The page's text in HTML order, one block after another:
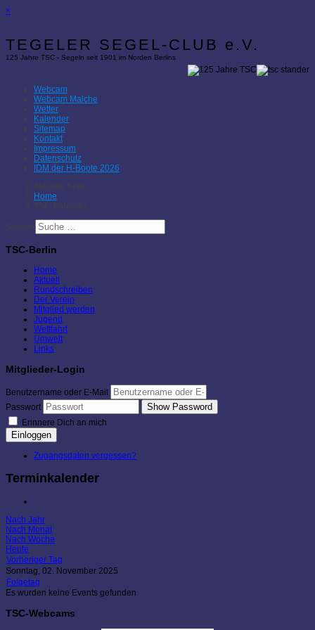
×
TEGELER SEGEL-CLUB e.V.
125 Jahre TSC - Segeln seit 1901 im Norden Berlins
Webcam
Webcam Malche
Wetter
Kalender
Sitemap
Kontakt
Impressum
Datenschutz
IDM der H-Boote 2026
Aktuelle Seite:
Home
TSC-Kalender
Suchen
TSC-Berlin
Home
Aktuell
Rundschreiben
Der Verein
Mitglied werden
Jugend
Wettfahrt
Umwelt
Links
Mitglieder-Login
Benutzername oder E-Mail
Passwort
Show Password
Erinnere Dich an mich
Einloggen
Zugangsdaten vergessen?
Terminkalender
Nach Jahr
Nach Monat
Nach Woche
Heute
Vorheriger Tag
Sonntag, 02. November 2025
Folgetag
Es wurden keine Events gefunden
TSC-Webcams